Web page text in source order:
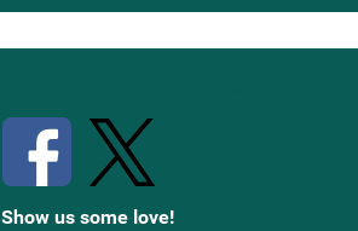
Show us some love!